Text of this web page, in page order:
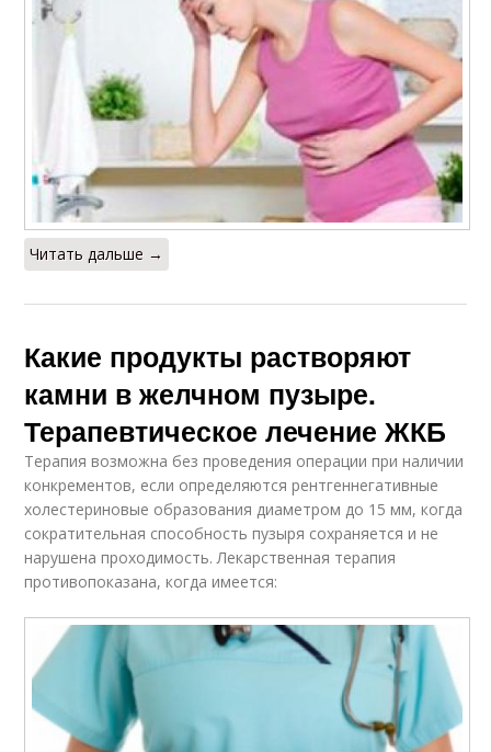
Читать дальше →
Какие продукты растворяют
камни в желчном пузыре.
Терапевтическое лечение ЖКБ
Терапия возможна без проведения операции при наличии
конкрементов, если определяются рентгеннегативные
холестериновые образования диаметром до 15 мм, когда
сократительная способность пузыря сохраняется и не
нарушена проходимость. Лекарственная терапия
противопоказана, когда имеется: